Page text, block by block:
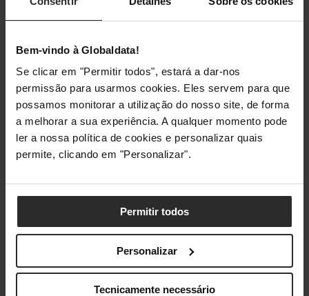
Bem-vindo à Globaldata!
Se clicar em "Permitir todos", estará a dar-nos
permissão para usarmos cookies. Eles servem para que
possamos monitorar a utilização do nosso site, de forma
a melhorar a sua experiência. A qualquer momento pode
ler a nossa política de cookies e personalizar quais
permite, clicando em "Personalizar".
Permitir todos
Personalizar
Tecnicamente necessário
aguardado GTA 6? Partilha um comentários em baixo!
2 min read
ARTIGOS RELACIONADOS: